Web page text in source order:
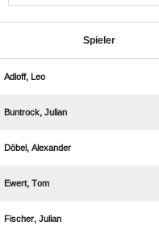
Spieler
 
 
 
 
 